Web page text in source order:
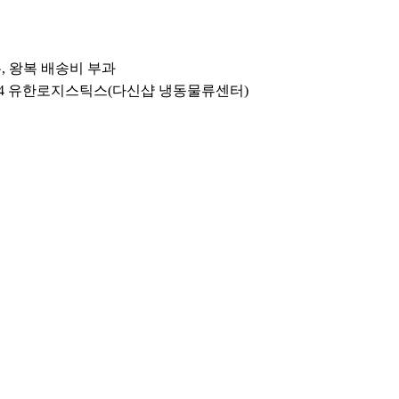
왕복 배송비 부과
유한로지스틱스(다신샵 냉동물류센터)